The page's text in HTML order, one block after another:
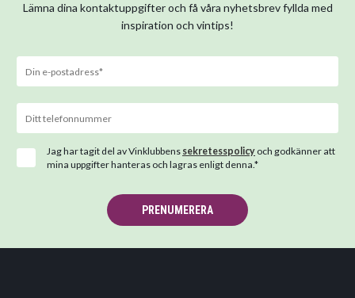
Lämna dina kontaktuppgifter och få våra nyhetsbrev fyllda med
inspiration och vintips!
Jag har tagit del av Vinklubbens sekretesspolicy och godkänner att
mina uppgifter hanteras och lagras enligt denna.*
PRENUMERERA